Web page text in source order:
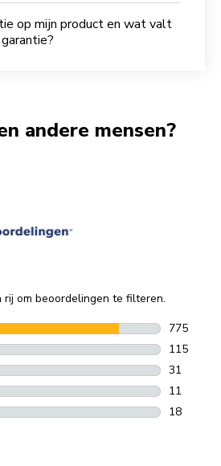
op mijn product en wat valt
andere mensen?